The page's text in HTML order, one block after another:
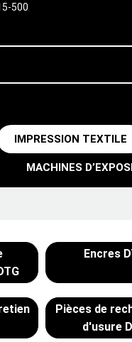
500
IMPRESSION TEXTILE
MACHINES
Encres
Pièces de
d'usure